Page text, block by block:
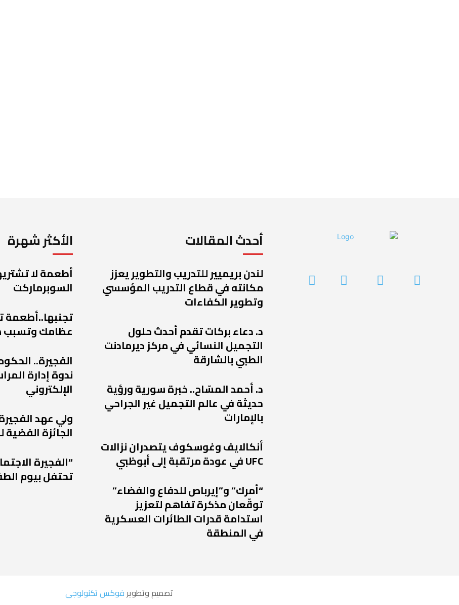
الأكثر شهرة
أطعمة لا
السوبرماركت
عظامك
الفجيرة..
ندوة إدارة
الإلكتروني
ولي عهد
الجائزة الفضية
“الفجيرة
تحتفل بيوم
أحدث المقالات
لندن بريميير للتدريب والتطوير يعزز
مكانته في قطاع التدريب المؤسسي
وتطوير الكفاءات
د. دعاء بركات تقدم أحدث حلول
التجميل النسائي في مركز ديرمادنت
الطبي بالشارقة
د. أحمد المسّاح.. خبرة سورية ورؤية
حديثة في عالم التجميل غير الجراحي
بالإمارات
أنكالايف وغوسكوف يتصدران نزالات
UFC في عودة مرتقبة إلى أبوظبي
“أمرك” و”إيرباص للدفاع والفضاء”
توقّعان مذكرة تفاهم لتعزيز
استدامة قدرات الطائرات العسكرية
في المنطقة
تصميم وتطويرفوكس تكنولوجى